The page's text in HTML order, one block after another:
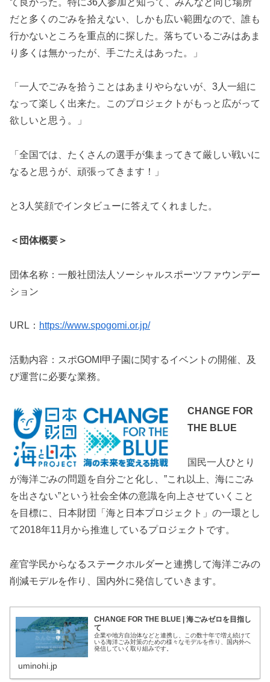
だと多くのごみを拾えない、しかも広い範囲なので、誰も
行かないところを重点的に探した。落ちているごみはあま
り多くは無かったが、手ごたえはあった。」
「一人でごみを拾うことはあまりやらないが、3人一組に
なって楽しく出来た。このプロジェクトがもっと広がって
欲しいと思う。」
「全国では、たくさんの選手が集まってきて厳しい戦いに
なると思うが、頑張ってきます！」
と3人笑顔でインタビューに答えてくれました。
＜団体概要＞
団体名称：一般社団法人ソーシャルスポーツファウンデー
ション
URL： https://www.spogomi.or.jp/
活動内容：スポGOMI甲子園に関するイベントの開催、及
び運営に必要な業務。
CHANGE FOR
THE BLUE
国民一人ひとり
が海洋ごみの問題を自分ごと化し、”これ以上、海にごみ
を出さない”という社会全体の意識を向上させていくこと
を目標に、日本財団「海と日本プロジェクト」の一環とし
て2018年11月から推進しているプロジェクトです。
産官学民からなるステークホルダーと連携して海洋ごみの
削減モデルを作り、国内外に発信していきます。
CHANGE FOR THE BLUE | 海ごみゼロを目指し
て
企業や地方自治体などと連携し、この数十年で増え続けて
いる海洋ごみ対策のための様々なモデルを作り、国内外へ
発信していく取り組みです。
uminohi.jp